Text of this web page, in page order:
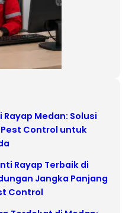
Medan: Solusi
Control untuk
Rayap Terbaik di
Jangka Panjang
Control